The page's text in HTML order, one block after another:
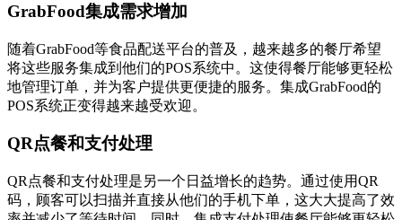
GrabFood集成需求增加
随着GrabFood等食品配送平台的普及，越来越多的餐厅希望
将这些服务集成到他们的POS系统中。这使得餐厅能够更轻松
地管理订单，并为客户提供更便捷的服务。集成GrabFood的
POS系统正变得越来越受欢迎。
QR点餐和支付处理
QR点餐和支付处理是另一个日益增长的趋势。通过使用QR
码，顾客可以扫描并直接从他们的手机下单，这大大提高了效